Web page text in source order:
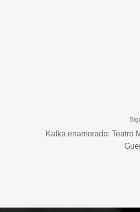
Kafka enamorado: Teatro